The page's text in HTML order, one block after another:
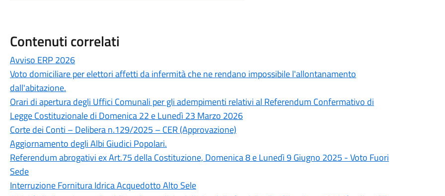
Contenuti correlati
Avviso ERP 2026
Voto domiciliare per elettori affetti da infermità che ne rendano impossibile l'allontanamento
dall'abitazione.
Orari di apertura degli Uffici Comunali per gli adempimenti relativi al Referendum Confermativo di
Legge Costituzionale di Domenica 22 e Lunedì 23 Marzo 2026
Corte dei Conti – Delibera n.129/2025 – CER (Approvazione)
Aggiornamento degli Albi Giudici Popolari.
Referendum abrogativi ex Art.75 della Costituzione, Domenica 8 e Lunedì 9 Giugno 2025 - Voto Fuori
Sede
Interruzione Fornitura Idrica Acquedotto Alto Sele